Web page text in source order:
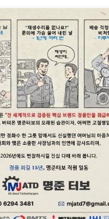
/랜드로버 Land Rover
디젤 SDV6
마력 수입차터보정
7. 7. 13:44
장은 진단이 중요합니다.
6294 3481